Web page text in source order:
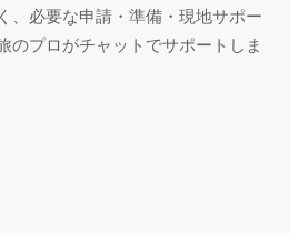
、必要な申請・準備・現地サポー
のプロがチャットでサポートしま